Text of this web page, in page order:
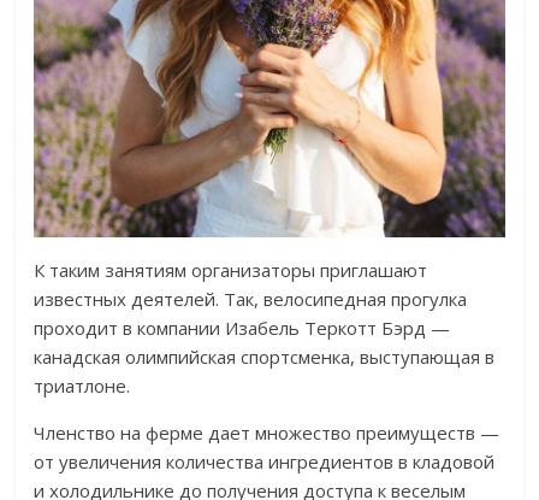
К таким занятиям организаторы приглашают
известных деятелей. Так, велосипедная прогулка
проходит в компании Изабель Теркотт Бэрд —
канадская олимпийская спортсменка, выступающая в
триатлоне.
Членство на ферме дает множество преимуществ —
от увеличения количества ингредиентов в кладовой
и холодильнике до получения доступа к веселым